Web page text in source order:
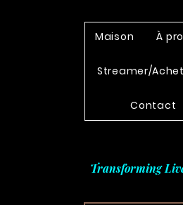
Maison À
Streamer/
Contact
Transforming